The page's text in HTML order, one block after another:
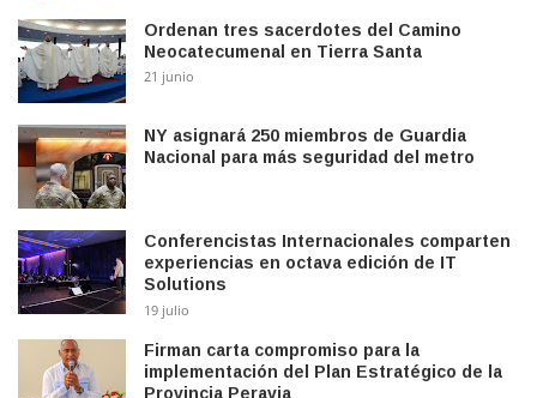
Ordenan tres sacerdotes del Camino
Neocatecumenal en Tierra Santa
21 junio
NY asignará 250 miembros de Guardia
Nacional para más seguridad del metro
Conferencistas Internacionales comparten
experiencias en octava edición de IT
Solutions
19 julio
Firman carta compromiso para la
implementación del Plan Estratégico de la
Provincia Peravia